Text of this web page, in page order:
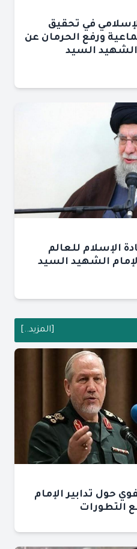
في تحقيق
ورفع الحرمان عن
الشهيد السيد
الإسلام للعالم
الشهيد السيد
[المزيد..]
حول تدابير الإمام
التطورات